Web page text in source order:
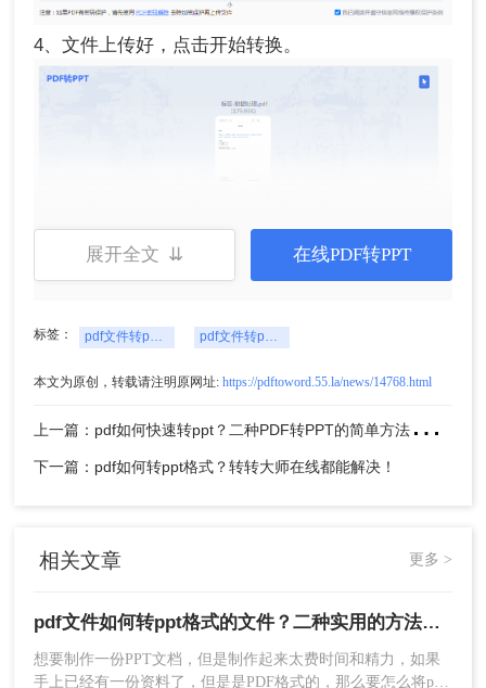
4、文件上传好，点击开始转换。
1、下载安装转转大师并打开。
2、选择文件转PPT。
展开全文 ⇊ 在线PDF转PPT
标签： pdf文件转ppt格式 pdf文件转ppt文件
本文为原创，转载请注明原网址: https://pdftoword.55.la/news/14768.html
上
一篇：pdf如何快速转ppt？二种PDF转PPT的简单方法，轻松解决
下一篇：pdf如何转ppt格式？转转大师在线都能解决！
相关文章 更多 >
pdf文件如何转ppt格式的文件？二种实用的方法，一定要知道！
想要制作一份PPT文档，但是制作起来太费时间和精力，如果
手上已经有一份资料了，但是是PDF格式的，那么要怎么将pdf